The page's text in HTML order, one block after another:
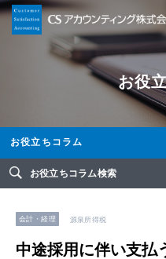
お役
お役立ちコラム
お役立ちコラム検索
会計・経理 源泉所得税
中途採用に伴い支払